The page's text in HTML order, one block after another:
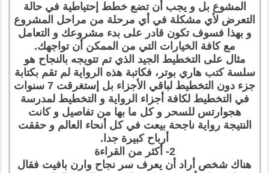
المشوع بل و يجب أن تضع خطط إحتياطية في حالة
التعرض لأي مشكلة في أي مرحلة من مراحل المشروع
و بهذا فسوف تكون قادر على بدء مشروعك و التعامل
مع كافة الخيارات التي من الممكن أن تواجهك.
مثال على التخطيط الجيد الذي تم تتويجه بالنجاح هو
سلسة كتب هاري بوتر، فكاتبة هذه الرواية لم تقم بكتابة
جزء دون التخطيط لباقي الأجزاء بل إستغرقت 7 سنوات
في التخطيط لكافة أجزاء الرواية و التخطيط لمدرسة
هجوارتس للسحر و كل ما بها من تفاصيل و كانت
النتيجة رواية ناجحة بيعت في كل أنحاء العالم و حققت
أرباح كبيرة جدا.
2- أكثر من القراءة
هناك شخص أراد أن يعرف سر نجاح وارن بافيت فقال